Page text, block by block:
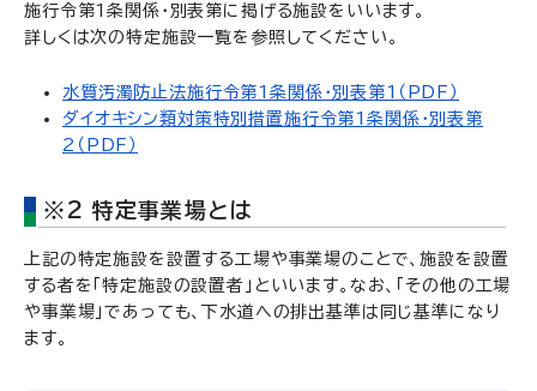
施行令第1条関係・別表第に掲げる施設をいいます。
詳しくは次の特定施設一覧を参照してください。
水質汚濁防止法施行令第1条関係・別表第1（PDF）
ダイオキシン類対策特別措置施行令第1条関係・別表第
2（PDF）
※2 特定事業場とは
上記の特定施設を設置する工場や事業場のことで、施設を設置
する者を「特定施設の設置者」といいます。なお、「その他の工場
や事業場」であっても、下水道への排出基準は同じ基準になり
ます。